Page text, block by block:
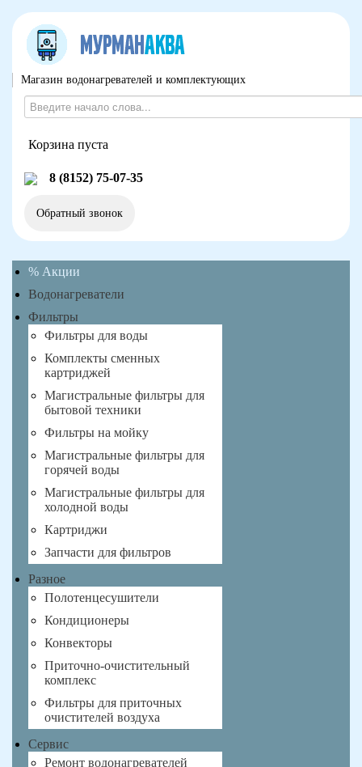
Магазин водонагревателей и комплектующих
Корзина пуста
8 (8152) 75-07-35
Обратный звонок
% Акции
Водонагреватели
Фильтры
Фильтры для воды
Комплекты сменных
картриджей
Магистральные фильтры для
бытовой техники
Фильтры на мойку
Магистральные фильтры для
горячей воды
Магистральные фильтры для
холодной воды
Картриджи
Запчасти для фильтров
Разное
Полотенцесушители
Кондиционеры
Конвекторы
Приточно-очистительный
комплекс
Фильтры для приточных
очистителей воздуха
Сервис
Ремонт водонагревателей